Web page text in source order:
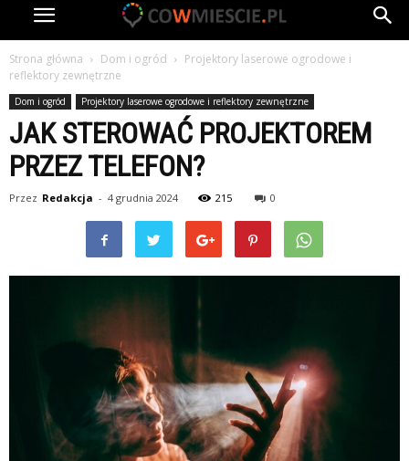
Strona główna Dom i ogród
Projektory laserowe ogrodowe i
reflektory zewnętrzne
Dom i ogród Projektory laserowe ogrodowe i reflektory zewnętrzne
JAK STEROWAĆ PROJEKTOREM
PRZEZ TELEFON?
Przez Redakcja - 4 grudnia 2024 215 0